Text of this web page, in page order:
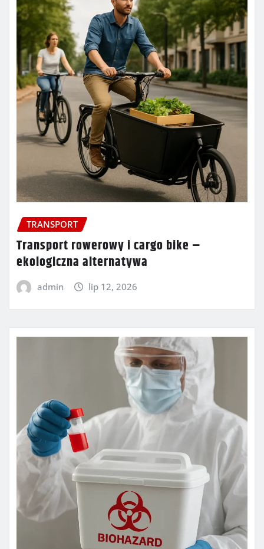
TRANSPORT
Transport rowerowy i cargo bike –
ekologiczna alternatywa
admin lip 12, 2026